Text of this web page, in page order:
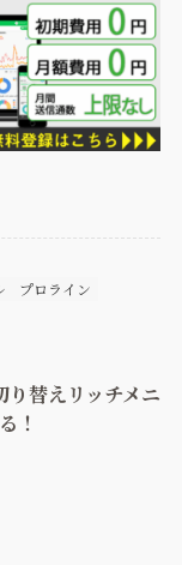
プロライン
替えリッチメニ
！